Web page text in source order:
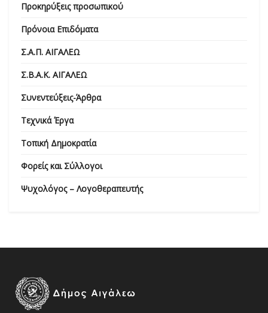
Προκηρύξεις προσωπικού
Πρόνοια Επιδόματα
Σ.Α.Π. ΑΙΓΑΛΕΩ
Σ.Β.Α.Κ. ΑΙΓΑΛΕΩ
Συνεντεύξεις-Άρθρα
Τεχνικά Έργα
Τοπική Δημοκρατία
Φορείς και Σύλλογοι
Ψυχολόγος – Λογοθεραπευτής